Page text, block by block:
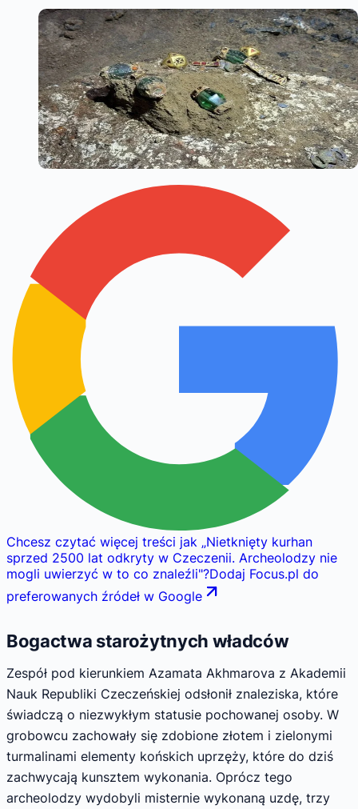
Chcesz czytać więcej treści jak „Nietknięty kurhan
sprzed 2500 lat odkryty w Czeczenii. Archeolodzy nie
mogli uwierzyć w to co znaleźli"?Dodaj Focus.pl do
preferowanych źródeł w Google
Bogactwa starożytnych władców
Zespół pod kierunkiem Azamata Akhmarova z Akademii
Nauk Republiki Czeczeńskiej odsłonił znaleziska, które
świadczą o niezwykłym statusie pochowanej osoby. W
grobowcu zachowały się zdobione złotem i zielonymi
turmalinami elementy końskich uprzęży, które do dziś
zachwycają kunsztem wykonania. Oprócz tego
archeolodzy wydobyli misternie wykonaną uzdę, trzy